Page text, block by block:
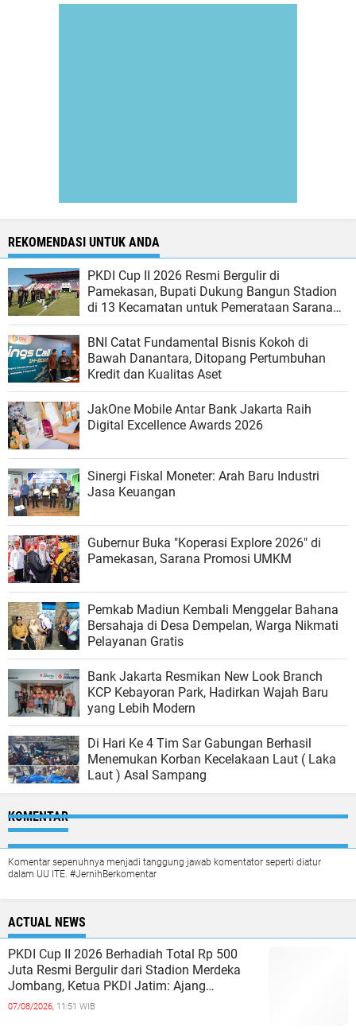
REKOMENDASI UNTUK ANDA
PKDI Cup II 2026 Resmi Bergulir di
Pamekasan, Bupati Dukung Bangun Stadion
di 13 Kecamatan untuk Pemerataan Sarana
Olahraga
BNI Catat Fundamental Bisnis Kokoh di
Bawah Danantara, Ditopang Pertumbuhan
Kredit dan Kualitas Aset
JakOne Mobile Antar Bank Jakarta Raih
Digital Excellence Awards 2026
Sinergi Fiskal Moneter: Arah Baru Industri
Jasa Keuangan
Gubernur Buka "Koperasi Explore 2026" di
Pamekasan, Sarana Promosi UMKM
Pemkab Madiun Kembali Menggelar Bahana
Bersahaja di Desa Dempelan, Warga Nikmati
Pelayanan Gratis
Bank Jakarta Resmikan New Look Branch
KCP Kebayoran Park, Hadirkan Wajah Baru
yang Lebih Modern
Di Hari Ke 4 Tim Sar Gabungan Berhasil
Menemukan Korban Kecelakaan Laut ( Laka
Laut ) Asal Sampang
KOMENTAR
Komentar sepenuhnya menjadi tanggung jawab komentator seperti diatur
dalam UU ITE. #JernihBerkomentar
ACTUAL NEWS
PKDI Cup II 2026 Berhadiah Total Rp 500
Juta Resmi Bergulir dari Stadion Merdeka
Jombang, Ketua PKDI Jatim: Ajang
Silaturrahmi dan Media Komunikasi Ka
07/08/2026, 11:51 WIB